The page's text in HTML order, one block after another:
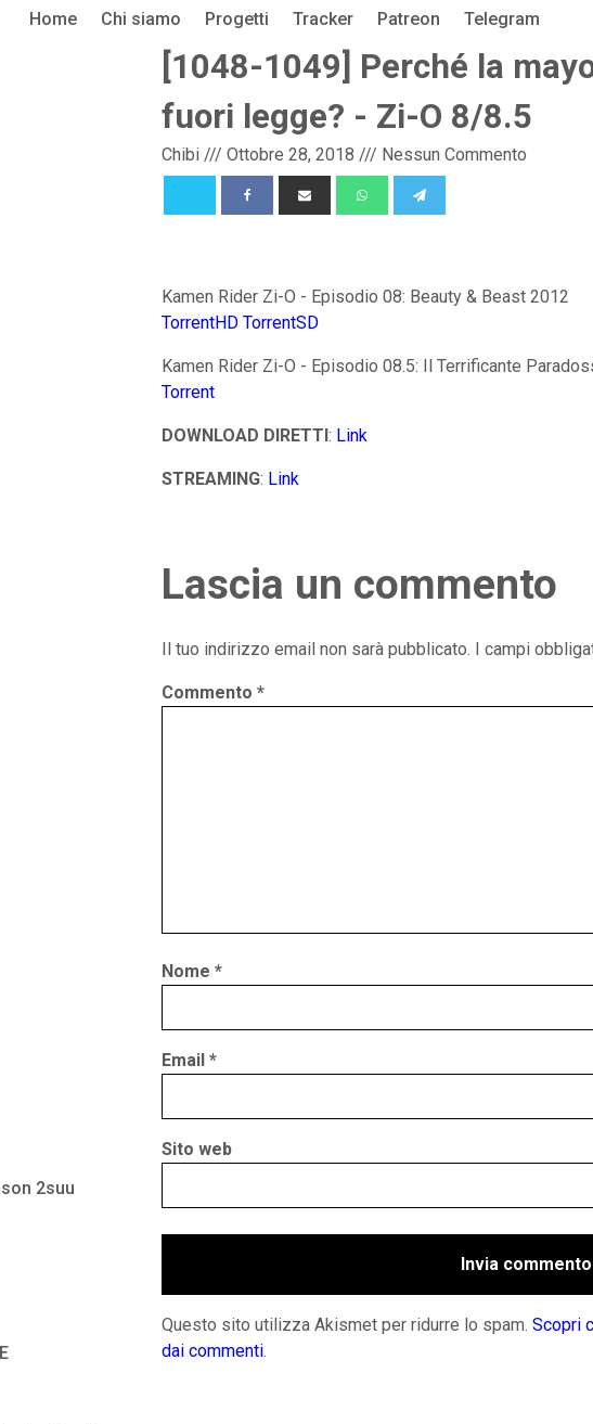
Home Chi siamo Progetti Tracker Patreon Telegram
2suu
[1048-1049] Perché la
fuori legge? - Zi-O 8/8.5
Chibi /// Ottobre 28, 2018 /// Nessun Commento
Kamen Rider Zi-O - Episodio 08: Beauty & Beast 2012
TorrentHD TorrentSD
Kamen Rider Zi-O - Episodio 08.5: Il Terrificante
Torrent
DOWNLOAD DIRETTI: Link
STREAMING: Link
Lascia un commento
Il tuo indirizzo email non sarà pubblicato. I campi
Commento *
Nome *
Email *
Sito web
Questo sito utilizza Akismet per ridurre lo spam. Scopri
dai commenti.